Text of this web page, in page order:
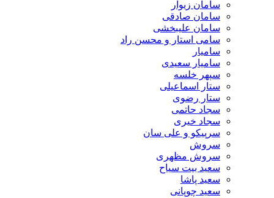
سامان زیوار
سامان صادقی
سامان علیبخشی
سامی استار و محسن راد
سامیار
سامیار سعیدی
سپهر خلسه
ستار اسماعیلی
ستار رضوی
سجاد حاتمی
سجاد خیری
سرپیکو و علی سان
سروش
سروش مظهری
سعید بیت سیاح
سعید پاشا
سعید چوپانی